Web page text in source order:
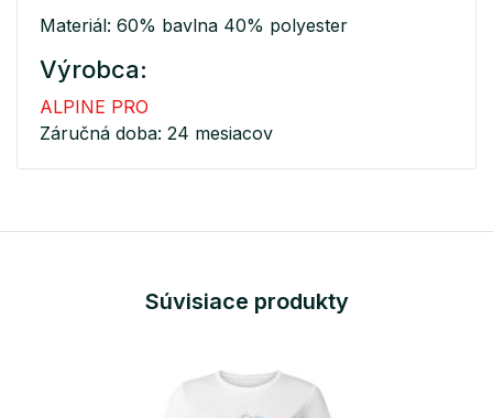
Materiál: 60% bavlna 40% polyester
Výrobca:
ALPINE PRO
Záručná doba: 24 mesiacov
Súvisiace produkty